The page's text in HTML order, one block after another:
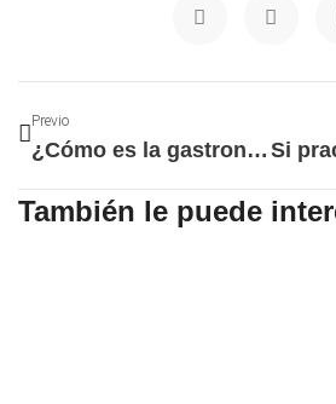
Previo
¿Cómo es la gastronomía de Huelva?
También le puede